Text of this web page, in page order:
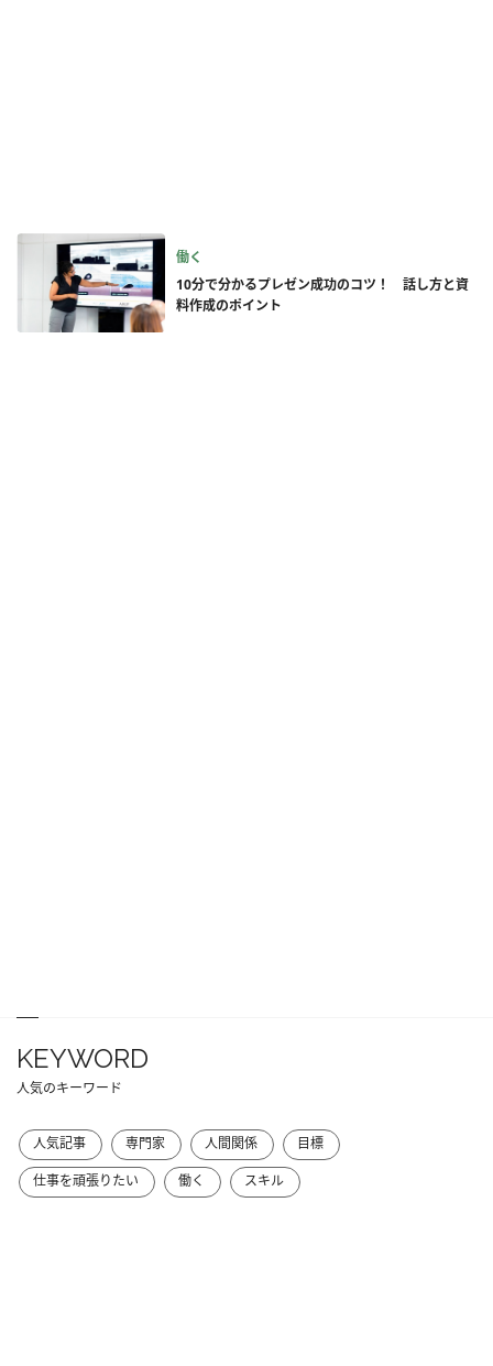
働く
10分で分かるプレゼン成功のコツ！ 話し方と資
料作成のポイント
KEYWORD
人気のキーワード
人気記事 専門家 人間関係
目標
仕事を頑張りたい
働く スキル